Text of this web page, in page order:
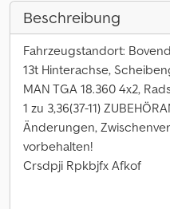
Beschreibung
Fahrzeugstandort:
13t Hinterachse,
MAN TGA 18.360 4x2,
1 zu 3,36(37-11)
Änderungen,
vorbehalten!
Crsdpji Rpkbjfx Afkof